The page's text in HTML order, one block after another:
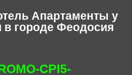
Апартаменты у
в городе Феодосия
CPI5-